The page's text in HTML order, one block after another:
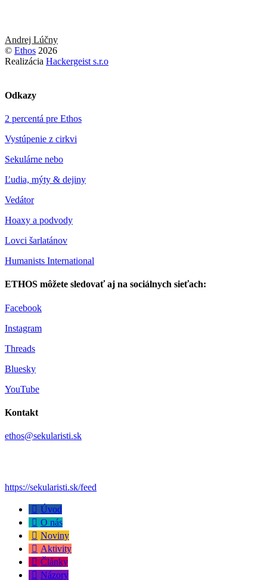
Andrej Lúčny
© Ethos 2026
Realizácia Hackergeist s.r.o
Odkazy
2 percentá pre Ethos
Vystúpenie z cirkvi
Sekulárne nebo
Ľudia, mýty & dejiny
Vedátor
Hoaxy a podvody
Lovci šarlatánov
Humanists International
ETHOS môžete sledovať aj na sociálnych sieťach:
Facebook
Instagram
Threads
Bluesky
YouTube
Kontakt
ethos@sekularisti.sk
https://sekularisti.sk/feed
Úvod
O nás
Noviny
Aktivity
Články
Názory